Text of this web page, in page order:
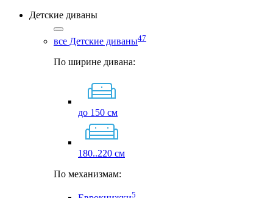
Детские диваны
все Детские диваны47
По ширине дивана:
до 150 см
180..220 см
По механизмам:
5